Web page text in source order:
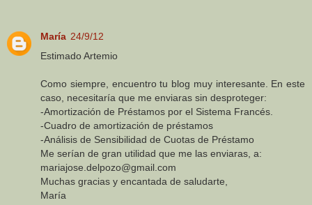
María 24/9/12
Estimado Artemio
Como siempre, encuentro tu blog muy interesante. En este
caso, necesitaría que me enviaras sin desproteger:
-Amortización de Préstamos por el Sistema Francés.
-Cuadro de amortización de préstamos
-Análisis de Sensibilidad de Cuotas de Préstamo
Me serían de gran utilidad que me las enviaras, a:
mariajose.delpozo@gmail.com
Muchas gracias y encantada de saludarte,
María